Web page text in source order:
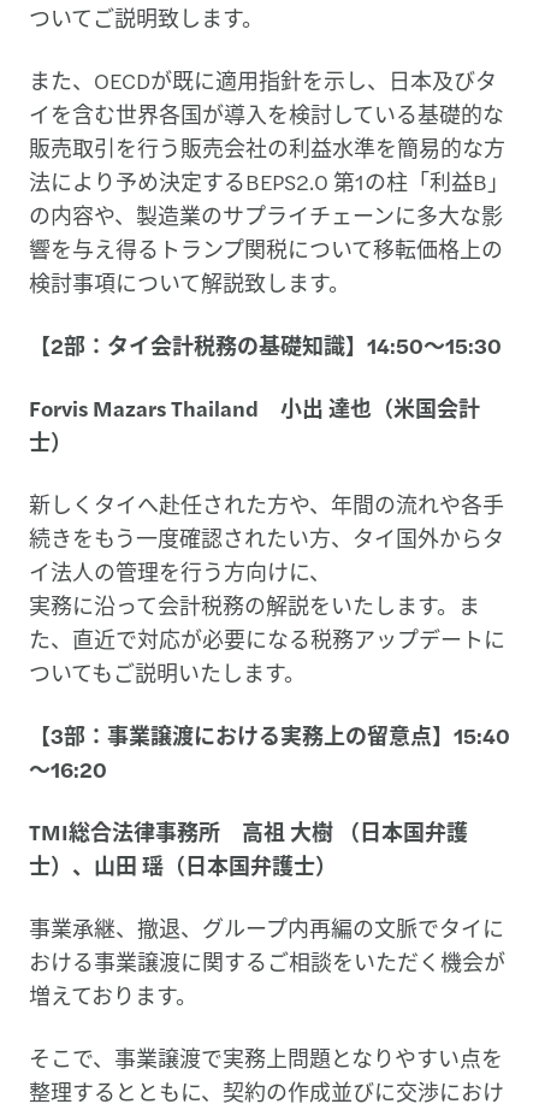
ついてご説明致します。
また、OECDが既に適用指針を示し、日本及びタ
イを含む世界各国が導入を検討している基礎的な
販売取引を行う販売会社の利益水準を簡易的な方
法により予め決定するBEPS2.0 第1の柱「利益B」
の内容や、製造業のサプライチェーンに多大な影
響を与え得るトランプ関税について移転価格上の
検討事項について解説致します。
【2部：タイ会計税務の基礎知識】14:50～15:30
Forvis Mazars Thailand 小出 達也（米国会計
士）
新しくタイへ赴任された方や、年間の流れや各手
続きをもう一度確認されたい方、タイ国外からタ
イ法人の管理を行う方向けに、
実務に沿って会計税務の解説をいたします。ま
た、直近で対応が必要になる税務アップデートに
ついてもご説明いたします。
【3部：事業譲渡における実務上の留意点】15:40
～16:20
TMI総合法律事務所 高祖 大樹 （日本国弁護
士）、山田 瑶（日本国弁護士）
事業承継、撤退、グループ内再編の文脈でタイに
おける事業譲渡に関するご相談をいただく機会が
増えております。
そこで、事業譲渡で実務上問題となりやすい点を
整理するとともに、契約の作成並びに交渉におけ